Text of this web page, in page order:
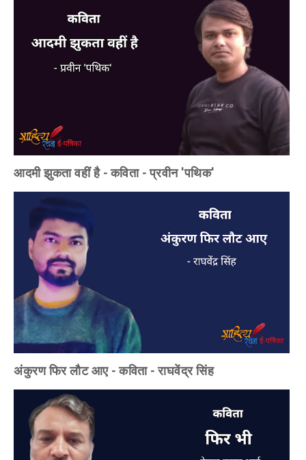
आदमी झुकता वहीं है - कविता - प्रवीन 'पथिक'
अंकुरण फिर लौट आए - कविता - राघवेंद्र सिंह